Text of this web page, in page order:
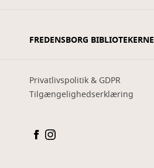
FREDENSBORG BIBLIOTEKERNE
Privatlivspolitik & GDPR
Tilgængelighedserklæring